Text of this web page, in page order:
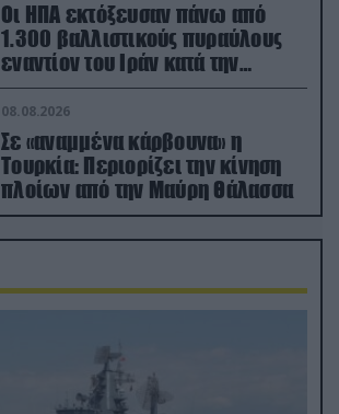
Οι ΗΠΑ εκτόξευσαν πάνω από
1.300 βαλλιστικούς πυραύλους
εναντίον του Ιράν κατά την
διάρκεια του πολέμου
08.08.2026
Σε «αναμμένα κάρβουνα» η
Τουρκία: Περιορίζει την κίνηση
πλοίων από την Μαύρη Θάλασσα